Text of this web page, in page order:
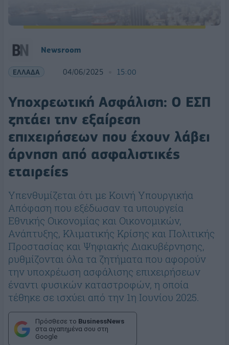
Newsroom
ΕΛΛΑΔΑ 04/06/2025 15:00
Υποχρεωτική Ασφάλιση: Ο EΣΠ
ζητάει την εξαίρεση
επιχειρήσεων που έχουν λάβει
άρνηση από ασφαλιστικές
εταιρείες
Υπενθυμίζεται ότι με Κοινή Υπουργικήα
Απόφαση που εξέδωσαν τα υπουργεία
Εθνικής Οικονομίας και Οικονομικών,
Ανάπτυξης, Κλιματικής Κρίσης και Πολιτικής
Προστασίας και Ψηφιακής Διακυβέρνησης,
ρυθμίζονται όλα τα ζητήματα που αφορούν
την υποχρέωση ασφάλισης επιχειρήσεων
έναντι φυσικών καταστροφών, η οποία
τέθηκε σε ισχύει από την 1η Ιουνίου 2025.
Πρόσθεσε το BusinessNews
στα αγαπημένα σου στη
Google